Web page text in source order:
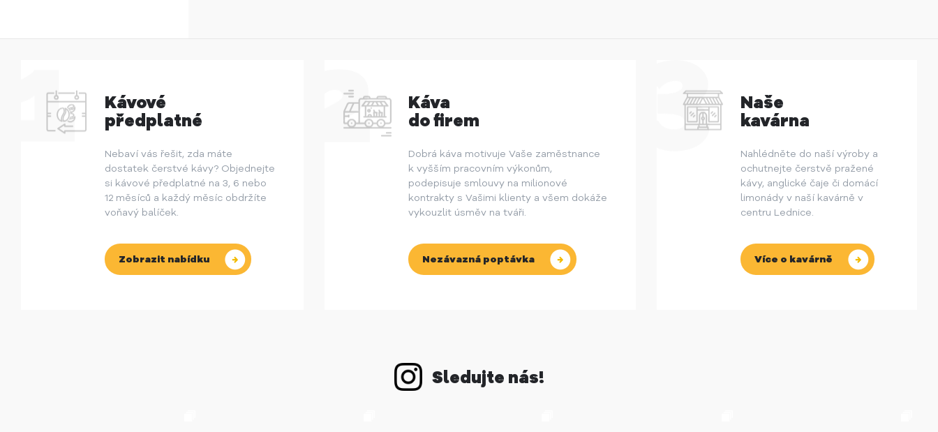
Kávové
předplatné
Nebaví vás řešit, zda máte
dostatek čerstvé kávy? Objednejte
si kávové předplatné na 3, 6 nebo
12 měsíců a každý měsíc obdržíte
voňavý balíček.
Zobrazit nabídku
Káva
do firem
Dobrá káva motivuje Vaše zaměstnance
k vyšším pracovním výkonům,
podepisuje smlouvy na milionové
kontrakty s Vašimi klienty a všem dokáže
vykouzlit úsměv na tváři.
Nezávazná poptávka
Naše
kavárna
Nahlédněte do naší výroby a
ochutnejte čerstvě pražené
kávy, anglické čaje či domácí
limonády v naší kavárně v
centru Lednice.
Více o kavárně
Sledujte nás!